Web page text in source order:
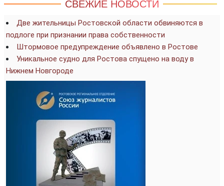
СВЕЖИЕ НОВОСТИ
Две жительницы Ростовской области обвиняются в
подлоге при признании права собственности
Штормовое предупреждение объявлено в Ростове
Уникальное судно для Ростова спущено на воду в
Нижнем Новгороде